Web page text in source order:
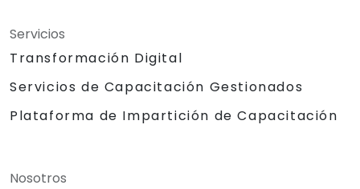
Servicios
Transformación Digital
Servicios de Capacitación Gestionados
Plataforma de Impartición de Capacitación
Nosotros